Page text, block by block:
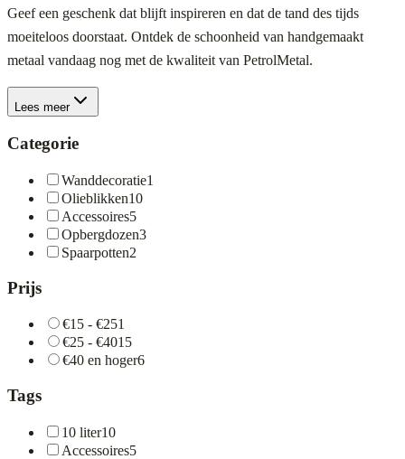
Geef een geschenk dat blijft inspireren en dat de tand des tijds
moeiteloos doorstaat. Ontdek de schoonheid van handgemaakt
metaal vandaag nog met de kwaliteit van PetrolMetal.
Lees meer
Categorie
Wanddecoratie1
Olieblikken10
Accessoires5
Opbergdozen3
Spaarpotten2
Prijs
€15 - €251
€25 - €4015
€40 en hoger6
Tags
10 liter10
Accessoires5